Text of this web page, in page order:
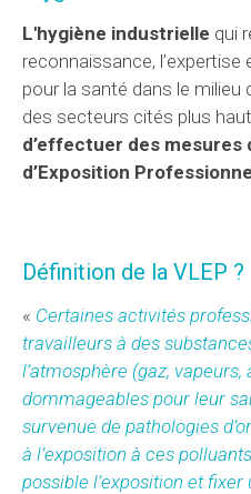
L'hygiène industrielle qui
reconnaissance,
pour la santé dans le milieu
des secteurs cités plus haut.
d’effectuer des mesures
d’Exposition
Définition de la VLEP ?
« Certaines activités
travailleurs à des
l’atmosphère (gaz,
dommageables pour leur
survenue de pathologies
à l’exposition à ces
possible l’exposition et